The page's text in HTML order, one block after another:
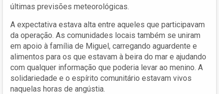
últimas previsões meteorológicas.
A expectativa estava alta entre aqueles que participavam
da operação. As comunidades locais também se uniram
em apoio à família de Miguel, carregando aguardente e
alimentos para os que estavam à beira do mar e ajudando
com qualquer informação que poderia levar ao menino. A
solidariedade e o espírito comunitário estavam vivos
naquelas horas de angústia.